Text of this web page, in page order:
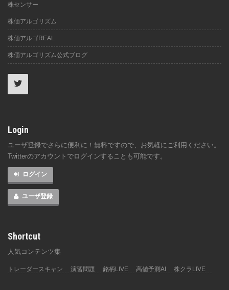
株センサー
株価アルゴリズム
株価アルゴREAL
株価アルゴリズム公式ブログ
Login
ユーザ登録でさらに便利に！無料ですので、お気軽にご利用ください。
Twitterのアカウントでログインすることも可能です。
ログイン
ユーザ登録
Shortcut
人気コンテンツ集
トレーダースキャン 演習問題 銘柄LIVE 高値予測AI 株クラLIVE